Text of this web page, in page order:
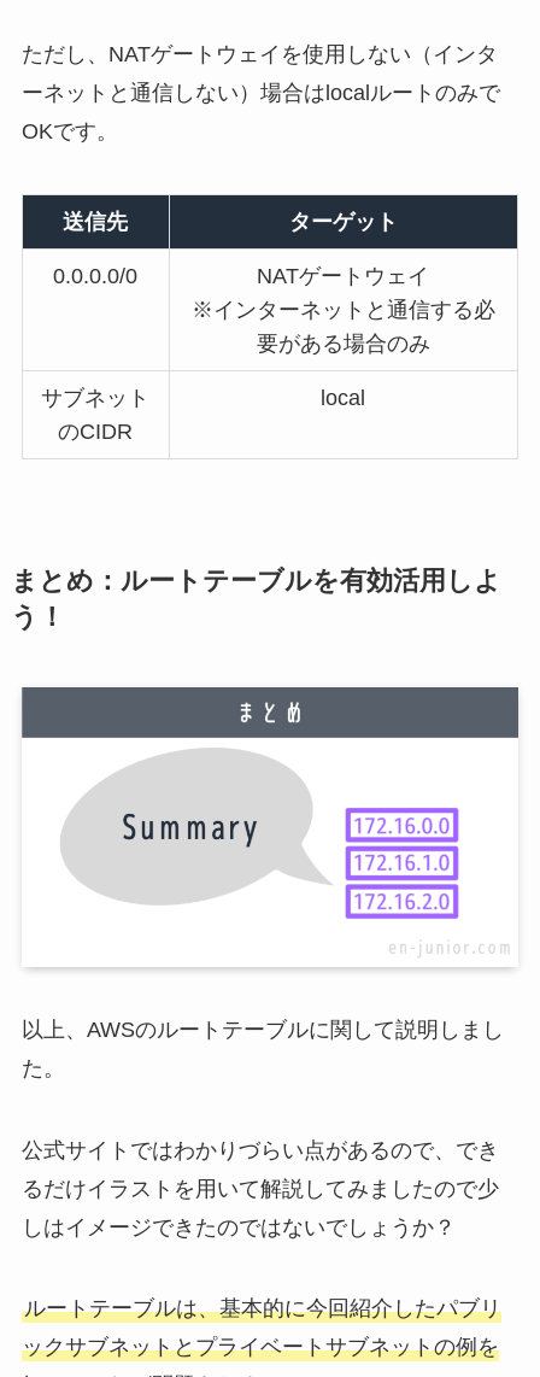
ただし、NATゲートウェイを使用しない（インタ
ーネットと通信しない）場合はlocalルートのみで
OKです。
送信先 ターゲット
0.0.0.0/0
NATゲートウェイ
※インターネットと通信する必
要がある場合のみ
サブネット
のCIDR
local
まとめ：ルートテーブルを有効活用しよ
う！
以上、AWSのルートテーブルに関して説明しまし
た。
公式サイトではわかりづらい点があるので、でき
るだけイラストを用いて解説してみましたので少
しはイメージできたのではないでしょうか？
ルートテーブルは、基本的に今回紹介したパブリ
ックサブネットとプライベートサブネットの例を